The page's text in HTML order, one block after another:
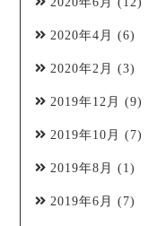
2020年4月 (6)
2020年2月 (3)
2019年12月 (9)
2019年10月 (7)
2019年8月 (1)
2019年6月 (7)